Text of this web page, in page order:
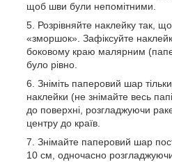
щоб шви були непомітними.
Розрівняйте наклейку так,
«зморшок». Зафіксуйте
боковому краю малярним
було рівно.
Зніміть паперовий шар
наклейки (не знімайте весь
до поверхні, розгладжуючи
центру до країв.
Знімайте паперовий шар
10 см, одночасно